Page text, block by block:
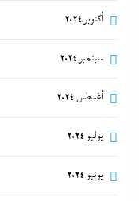
أكتوبر 2024
سبتمبر 2024
أغسطس 2024
يوليو 2024
يونيو 2024